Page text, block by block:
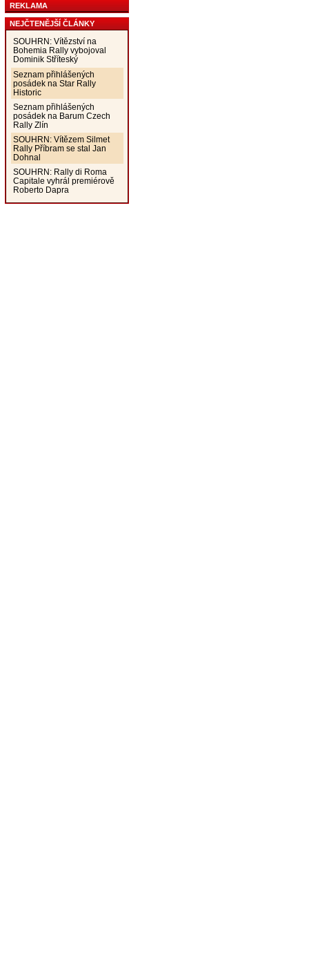
REKLAMA
NEJČTENĚJŠÍ ČLÁNKY
SOUHRN: Vítězství na
Bohemia Rally vybojoval
Dominik Stříteský
Seznam přihlášených
posádek na Star Rally
Historic
Seznam přihlášených
posádek na Barum Czech
Rally Zlín
SOUHRN: Vítězem Silmet
Rally Příbram se stal Jan
Dohnal
SOUHRN: Rally di Roma
Capitale vyhrál premiérově
Roberto Dapra